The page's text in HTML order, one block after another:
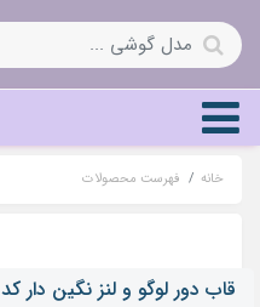
خانه فهرست محصولات
قاب دور لوگو و لنز نگین دار کد C2475